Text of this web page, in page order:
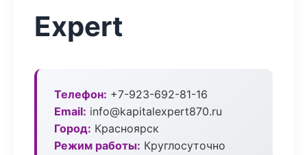
Expert
Телефон: +7-923-692-81-16
Email: info@kapitalexpert870.ru
Город: Красноярск
Режим работы: Круглосуточно